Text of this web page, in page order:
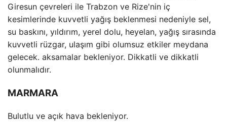
Giresun çevreleri ile Trabzon ve Rize'nin iç
kesimlerinde kuvvetli yağış beklenmesi nedeniyle sel,
su baskını, yıldırım, yerel dolu, heyelan, yağış sırasında
kuvvetli rüzgar, ulaşım gibi olumsuz etkiler meydana
gelecek. aksamalar bekleniyor. Dikkatli ve dikkatli
olunmalıdır.
MARMARA
Bulutlu ve açık hava bekleniyor.